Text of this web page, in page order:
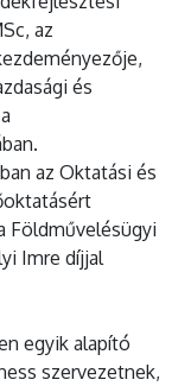
az
és
az Oktatási és
Földművelésügyi
Imre díjjal
egyik alapító
szervezetnek,